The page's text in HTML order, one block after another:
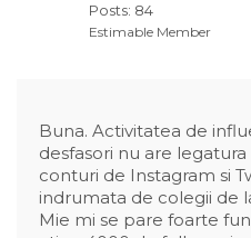
Posts: 84
Estimable Member
Buna. Activitatea de
desfasori nu are
conturi de Instagram si
indrumata de colegii de
Mie mi se pare foarte